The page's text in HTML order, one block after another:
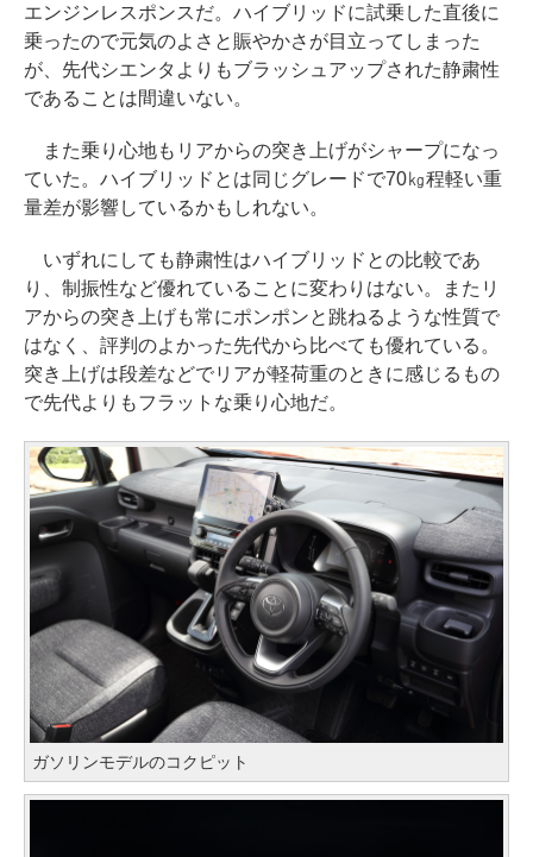
エンジンレスポンスだ。ハイブリッドに試乗した直後に
乗ったので元気のよさと賑やかさが目立ってしまった
が、先代シエンタよりもブラッシュアップされた静粛性
であることは間違いない。
また乗り心地もリアからの突き上げがシャープになっ
ていた。ハイブリッドとは同じグレードで70㎏程軽い重
量差が影響しているかもしれない。
いずれにしても静粛性はハイブリッドとの比較であ
り、制振性など優れていることに変わりはない。またリ
アからの突き上げも常にポンポンと跳ねるような性質で
はなく、評判のよかった先代から比べても優れている。
突き上げは段差などでリアが軽荷重のときに感じるもの
で先代よりもフラットな乗り心地だ。
ガソリンモデルのコクピット